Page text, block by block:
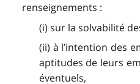
renseignements :
(i) sur la solvabilité
(ii) à l’intention des
aptitudes de leurs
éventuels,